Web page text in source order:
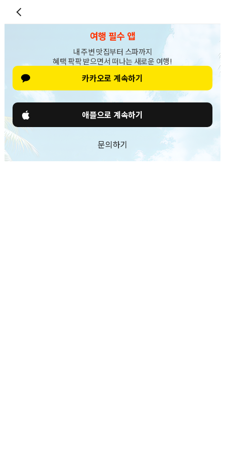
여행 필수 앱
내 주변 맛집부터 스파까지
혜택 팍팍 받으면서 떠나는 새로운 여행!
카카오로 계속하기
애플으로 계속하기
문의하기